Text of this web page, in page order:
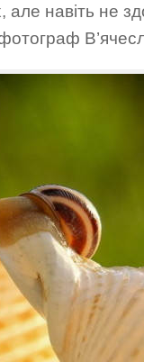
але навіть не